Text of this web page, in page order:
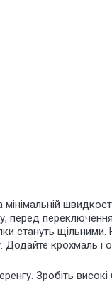
мінімальній
перед
стануть
Додайте
Зробіть